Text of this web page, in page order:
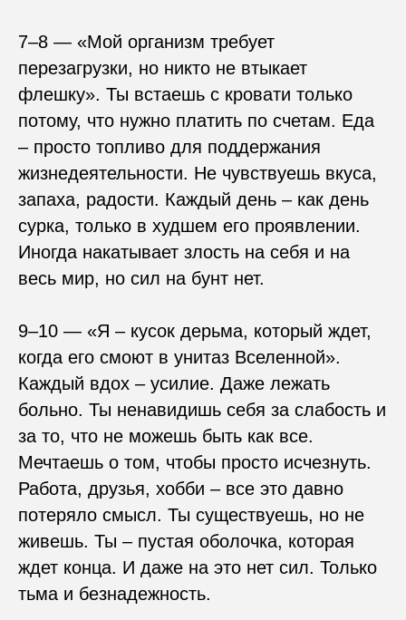
7–8 — «Мой организм требует
перезагрузки, но никто не втыкает
флешку». Ты встаешь с кровати только
потому, что нужно платить по счетам. Еда
– просто топливо для поддержания
жизнедеятельности. Не чувствуешь вкуса,
запаха, радости. Каждый день – как день
сурка, только в худшем его проявлении.
Иногда накатывает злость на себя и на
весь мир, но сил на бунт нет.
9–10 — «Я – кусок дерьма, который ждет,
когда его смоют в унитаз Вселенной».
Каждый вдох – усилие. Даже лежать
больно. Ты ненавидишь себя за слабость и
за то, что не можешь быть как все.
Мечтаешь о том, чтобы просто исчезнуть.
Работа, друзья, хобби – все это давно
потеряло смысл. Ты существуешь, но не
живешь. Ты – пустая оболочка, которая
ждет конца. И даже на это нет сил. Только
тьма и безнадежность.